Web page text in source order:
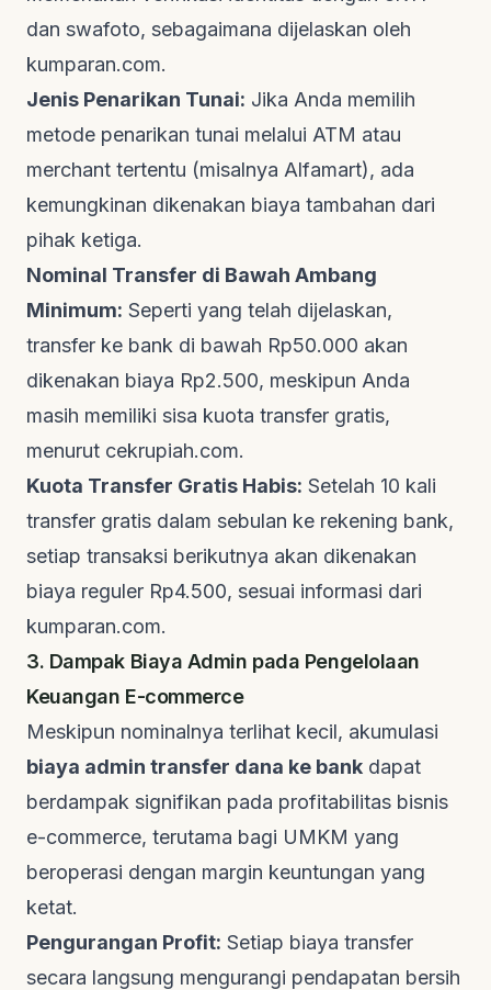
dan swafoto, sebagaimana dijelaskan oleh
kumparan.com.
Jenis Penarikan Tunai: Jika Anda memilih
metode penarikan tunai melalui ATM atau
merchant tertentu (misalnya Alfamart), ada
kemungkinan dikenakan biaya tambahan dari
pihak ketiga.
Nominal Transfer di Bawah Ambang
Minimum: Seperti yang telah dijelaskan,
transfer ke bank di bawah Rp50.000 akan
dikenakan biaya Rp2.500, meskipun Anda
masih memiliki sisa kuota transfer gratis,
menurut cekrupiah.com.
Kuota Transfer Gratis Habis: Setelah 10 kali
transfer gratis dalam sebulan ke rekening bank,
setiap transaksi berikutnya akan dikenakan
biaya reguler Rp4.500, sesuai informasi dari
kumparan.com.
3. Dampak Biaya Admin pada Pengelolaan
Keuangan E-commerce
Meskipun nominalnya terlihat kecil, akumulasi
biaya admin transfer dana ke bank dapat
berdampak signifikan pada profitabilitas bisnis
e-commerce, terutama bagi UMKM yang
beroperasi dengan margin keuntungan yang
ketat.
Pengurangan Profit: Setiap biaya transfer
secara langsung mengurangi pendapatan bersih